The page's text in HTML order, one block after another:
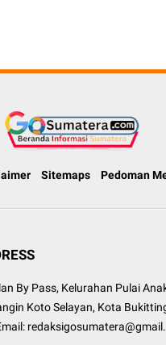
Sitemaps Pedoman
By Pass, Kelurahan Pulai
Koto Selayan, Kota